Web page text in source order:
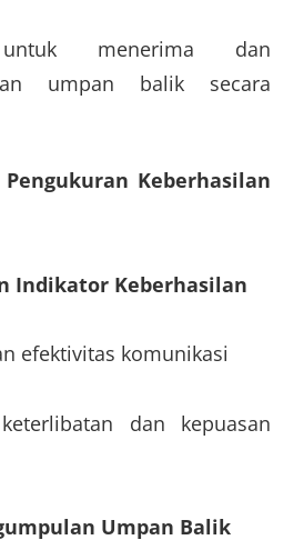
menerima dan
umpan balik secara
Keberhasilan
Indikator Keberhasilan
efektivitas komunikasi
dan kepuasan
Umpan Balik